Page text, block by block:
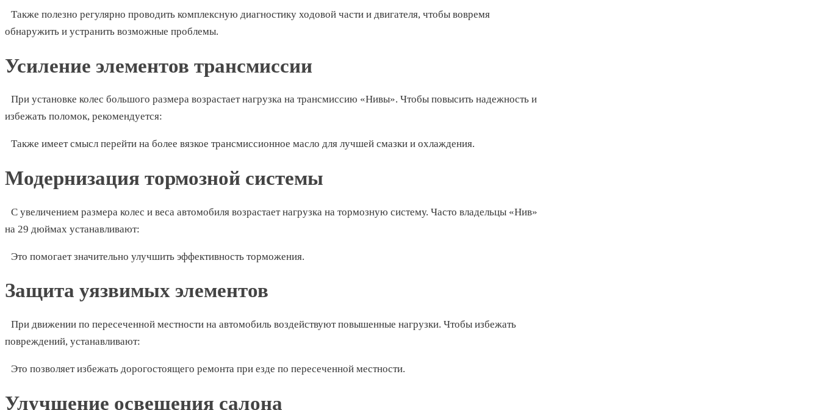
Также полезно регулярно проводить комплексную диагностику ходовой части и двигателя, чтобы вовремя
обнаружить и устранить возможные проблемы.
Усиление элементов трансмиссии
При установке колес большого размера возрастает нагрузка на трансмиссию «Нивы». Чтобы повысить надежность и
избежать поломок, рекомендуется:
Также имеет смысл перейти на более вязкое трансмиссионное масло для лучшей смазки и охлаждения.
Модернизация тормозной системы
С увеличением размера колес и веса автомобиля возрастает нагрузка на тормозную систему. Часто владельцы «Нив»
на 29 дюймах устанавливают:
Это помогает значительно улучшить эффективность торможения.
Защита уязвимых элементов
При движении по пересеченной местности на автомобиль воздействуют повышенные нагрузки. Чтобы избежать
повреждений, устанавливают:
Это позволяет избежать дорогостоящего ремонта при езде по пересеченной местности.
Улучшение освещения салона